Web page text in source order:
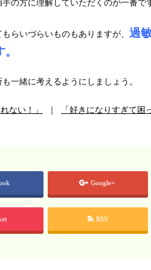
の方に理解していただくのが一番で
らいづらいものもありますが、 過
一緒に考えるようにしましょう。
ない！」 「好きになりすぎて困
Google+
RSS